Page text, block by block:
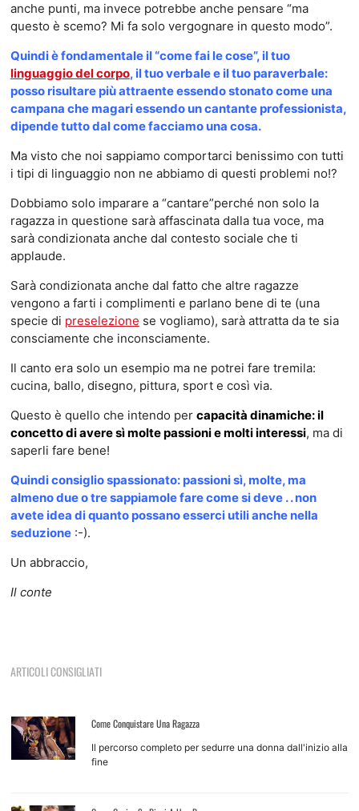
anche punti, ma invece potrebbe anche pensare “ma
questo è scemo? Mi fa solo vergognare in questo modo”.
Quindi è fondamentale il “come fai le cose”, il tuo
linguaggio del corpo, il tuo verbale e il tuo paraverbale:
posso risultare più attraente essendo stonato come una
campana che magari essendo un cantante professionista,
dipende tutto dal come facciamo una cosa.
Ma visto che noi sappiamo comportarci benissimo con tutti
i tipi di linguaggio non ne abbiamo di questi problemi no!?
Dobbiamo solo imparare a “cantare”perché non solo la
ragazza in questione sarà affascinata dalla tua voce, ma
sarà condizionata anche dal contesto sociale che ti
applaude.
Sarà condizionata anche dal fatto che altre ragazze
vengono a farti i complimenti e parlano bene di te (una
specie di preselezione se vogliamo), sarà attratta da te sia
consciamente che inconsciamente.
Il canto era solo un esempio ma ne potrei fare tremila:
cucina, ballo, disegno, pittura, sport e così via.
Questo è quello che intendo per capacità dinamiche: il
concetto di avere sì molte passioni e molti interessi, ma di
saperli fare bene!
Quindi consiglio spassionato: passioni sì, molte, ma
almeno due o tre sappiamole fare come si deve . . non
avete idea di quanto possano esserci utili anche nella
seduzione:-).
Un abbraccio,
Il conte
ARTICOLI CONSIGLIATI
Come Conquistare Una Ragazza
Il percorso completo per sedurre una donna dall'inizio alla
fine